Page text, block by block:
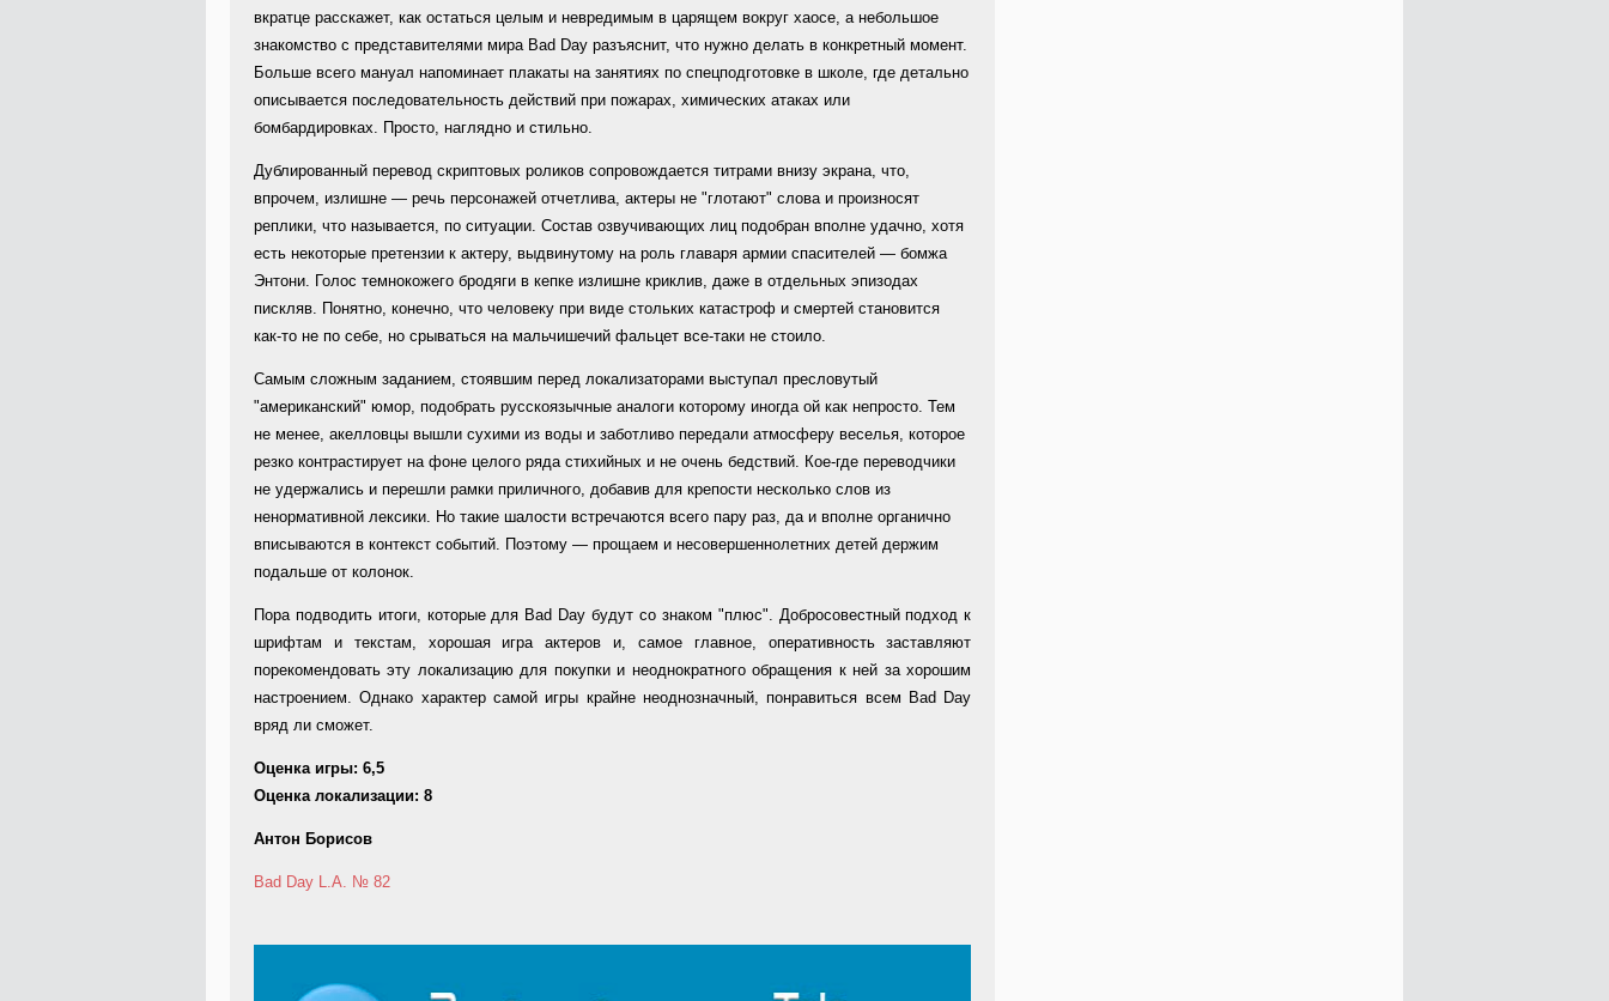
вкратце расскажет, как остаться целым и невредимым в царящем вокруг хаосе, а небольшое
знакомство с представителями мира Bad Day разъяснит, что нужно делать в конкретный момент.
Больше всего мануал напоминает плакаты на занятиях по спецподготовке в школе, где детально
описывается последовательность действий при пожарах, химических атаках или
бомбардировках. Просто, наглядно и стильно.
Дублированный перевод скриптовых роликов сопровождается титрами внизу экрана, что,
впрочем, излишне — речь персонажей отчетлива, актеры не "глотают" слова и произносят
реплики, что называется, по ситуации. Состав озвучивающих лиц подобран вполне удачно, хотя
есть некоторые претензии к актеру, выдвинутому на роль главаря армии спасителей — бомжа
Энтони. Голос темнокожего бродяги в кепке излишне криклив, даже в отдельных эпизодах
пискляв. Понятно, конечно, что человеку при виде стольких катастроф и смертей становится
как-то не по себе, но срываться на мальчишечий фальцет все-таки не стоило.
Самым сложным заданием, стоявшим перед локализаторами выступал пресловутый
"американский" юмор, подобрать русскоязычные аналоги которому иногда ой как непросто. Тем
не менее, акелловцы вышли сухими из воды и заботливо передали атмосферу веселья, которое
резко контрастирует на фоне целого ряда стихийных и не очень бедствий. Кое-где переводчики
не удержались и перешли рамки приличного, добавив для крепости несколько слов из
ненормативной лексики. Но такие шалости встречаются всего пару раз, да и вполне органично
вписываются в контекст событий. Поэтому — прощаем и несовершеннолетних детей держим
подальше от колонок.
Пора подводить итоги, которые для Bad Day будут со знаком "плюс". Добросовестный подход к
шрифтам и текстам, хорошая игра актеров и, самое главное, оперативность заставляют
порекомендовать эту локализацию для покупки и неоднократного обращения к ней за хорошим
настроением. Однако характер самой игры крайне неоднозначный, понравиться всем Bad Day
вряд ли сможет.
Оценка игры: 6,5
Оценка локализации: 8
Антон Борисов
Bad Day L.A. № 82